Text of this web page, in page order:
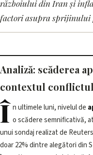
Aprobare
nivel record
războiului
războiului din Iran și
factori asupra sprijinului
Analiză: scăderea
contextul
Î n ultimele luni, nivelul de
o scădere semnificativă,
unui sondaj realizat de
doar 22% dintre alegători din